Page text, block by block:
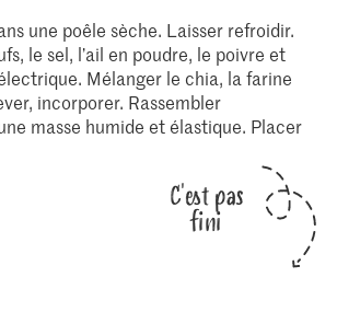
une poêle sèche. Laisser refroidir.
le sel, l’ail en poudre, le poivre et
Mélanger le chia, la farine
incorporer. Rassembler
masse humide et élastique. Placer
C'est pas
fini